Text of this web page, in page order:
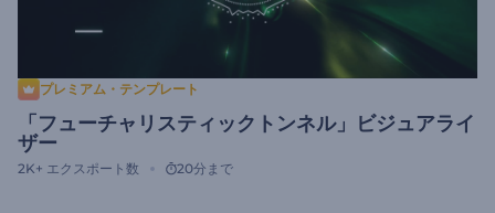
プレミアム・テンプレート
「フューチャリスティックトンネル」ビジュアライ
ザー
2K+ エクスポート数 20分まで